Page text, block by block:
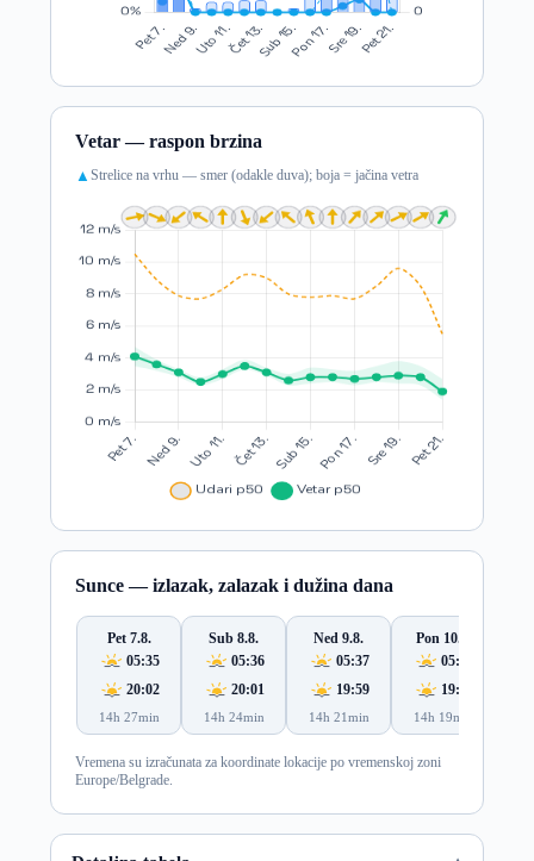
Vetar — raspon brzina
▲ Strelice na vrhu — smer (odakle duva); boja = jačina vetra
Sunce — izlazak, zalazak i dužina dana
Pet 7.8.
05:35
20:02
14h 27min
Sub 8.8.
05:36
20:01
14h 24min
Ned 9.8.
05:37
19:59
14h 21min
Pon 10.8.
05:38
19:58
14h 19min
Vremena su izračunata za koordinate lokacije po vremenskoj zoni
Europe/Belgrade.